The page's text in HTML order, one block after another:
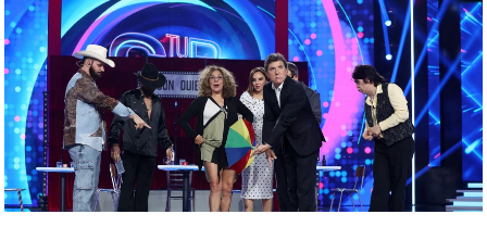
las abuelas: “¿Estamos muertas porque tengamos más de
70?”
TU CARA ME SUENA
Lolita rompe estereotipos en Tu
cara me suena con un alegato
sobre la edad: “Las abuelas
también admiramos el talento”